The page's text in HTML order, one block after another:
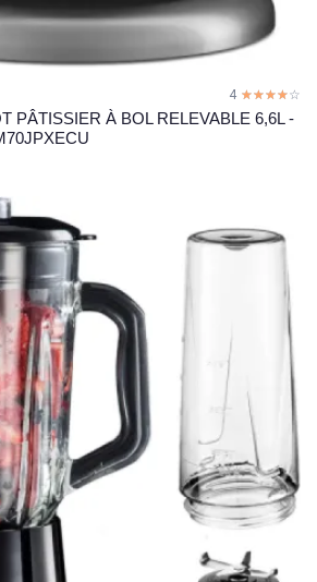
4 ☆☆☆☆☆
★★★★★
PÂTISSIER À BOL RELEVABLE 6,6L -